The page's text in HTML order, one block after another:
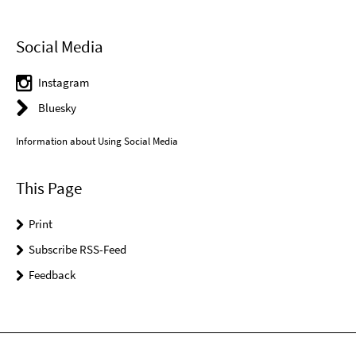
Social Media
Instagram
Bluesky
Information about Using Social Media
This Page
Print
Subscribe RSS-Feed
Feedback